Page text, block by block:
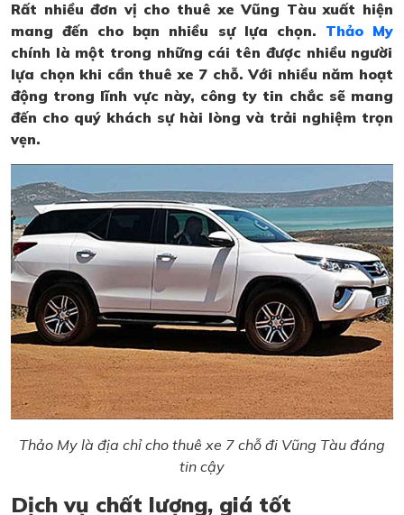
Rất nhiều đơn vị cho thuê xe Vũng Tàu xuất hiện
mang đến cho bạn nhiều sự lựa chọn. Thảo My
chính là một trong những cái tên được nhiều người
lựa chọn khi cần thuê xe 7 chỗ. Với nhiều năm hoạt
động trong lĩnh vực này, công ty tin chắc sẽ mang
đến cho quý khách sự hài lòng và trải nghiệm trọn
vẹn.
Thảo My là địa chỉ cho thuê xe 7 chỗ đi Vũng Tàu đáng
tin cậy
Dịch vụ chất lượng, giá tốt